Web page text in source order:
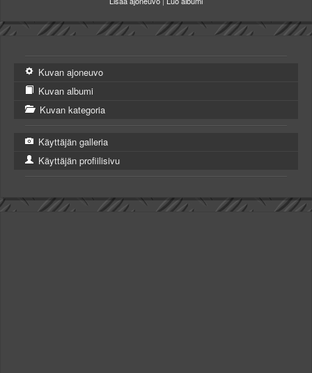
Kuvan ajoneuvo
Kuvan albumi
Kuvan kategoria
Käyttäjän galleria
Käyttäjän profiilisivu